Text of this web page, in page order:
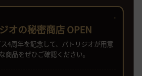
●
オの秘密商店 OPEN
4周年を記念して、パトリジオが用意
商品をぜひご確認ください。